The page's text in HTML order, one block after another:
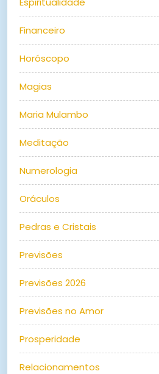
Financeiro
Horóscopo
Magias
Maria Mulambo
Meditação
Numerologia
Oráculos
Pedras e Cristais
Previsões
Previsões 2026
Previsões no Amor
Prosperidade
Relacionamentos